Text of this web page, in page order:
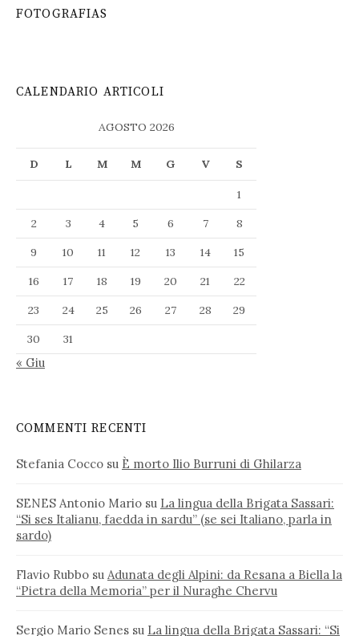
FOTOGRAFIAS
CALENDARIO ARTICOLI
AGOSTO 2026
D L M M G V S
1
2
3 4 5 6 7
8
9
10 11 12 13 14
15
16
17 18 19 20 21
22
23
24 25 26 27 28
29
30
31
« Giu
COMMENTI RECENTI
Stefania Cocco su È morto Ilio Burruni di Ghilarza
SENES Antonio Mario su La lingua della Brigata Sassari:
“Si ses Italianu, faedda in sardu” (se sei Italiano, parla in
sardo)
Flavio Rubbo su Adunata degli Alpini: da Resana a Biella la
“Pietra della Memoria” per il Nuraghe Chervu
Sergio Mario Senes su La lingua della Brigata Sassari: “Si